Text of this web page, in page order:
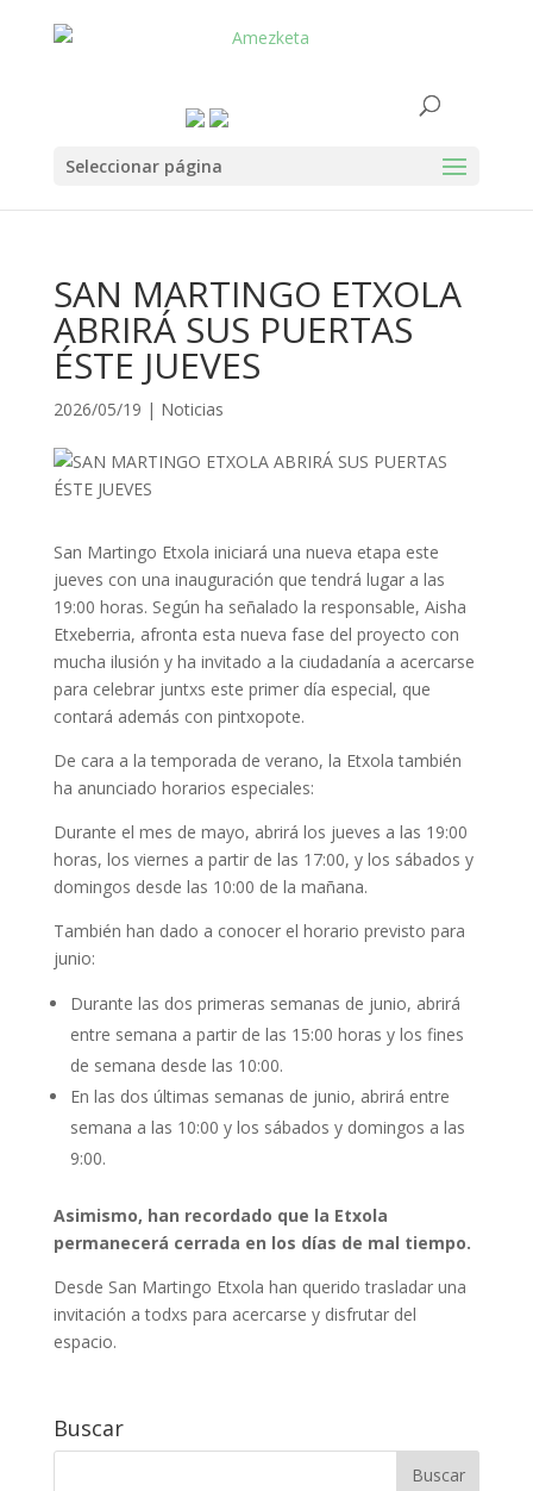
Seleccionar página
SAN MARTINGO ETXOLA
ABRIRÁ SUS PUERTAS
ÉSTE JUEVES
2026/05/19 | Noticias
San Martingo Etxola iniciará una nueva etapa este
jueves con una inauguración que tendrá lugar a las
19:00 horas. Según ha señalado la responsable, Aisha
Etxeberria, afronta esta nueva fase del proyecto con
mucha ilusión y ha invitado a la ciudadanía a acercarse
para celebrar juntxs este primer día especial, que
contará además con pintxopote.
De cara a la temporada de verano, la Etxola también
ha anunciado horarios especiales:
Durante el mes de mayo, abrirá los jueves a las 19:00
horas, los viernes a partir de las 17:00, y los sábados y
domingos desde las 10:00 de la mañana.
También han dado a conocer el horario previsto para
junio:
Durante las dos primeras semanas de junio, abrirá
entre semana a partir de las 15:00 horas y los fines
de semana desde las 10:00.
En las dos últimas semanas de junio, abrirá entre
semana a las 10:00 y los sábados y domingos a las
9:00.
Asimismo, han recordado que la Etxola
permanecerá cerrada en los días de mal tiempo.
Desde San Martingo Etxola han querido trasladar una
invitación a todxs para acercarse y disfrutar del
espacio.
Buscar